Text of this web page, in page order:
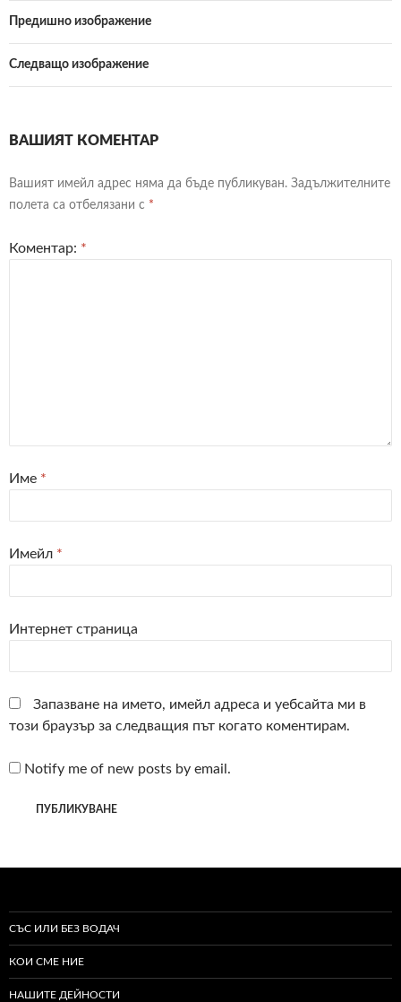
Предишно изображение
Следващо изображение
ВАШИЯТ КОМЕНТАР
Вашият имейл адрес няма да бъде публикуван. Задължителните
полета са отбелязани с *
Коментар: *
Име *
Имейл *
Интернет страница
Запазване на името, имейл адреса и уебсайта ми в
този браузър за следващия път когато коментирам.
Notify me of new posts by email.
СЪС ИЛИ БЕЗ ВОДАЧ
КОИ СМЕ НИЕ
НАШИТЕ ДЕЙНОСТИ